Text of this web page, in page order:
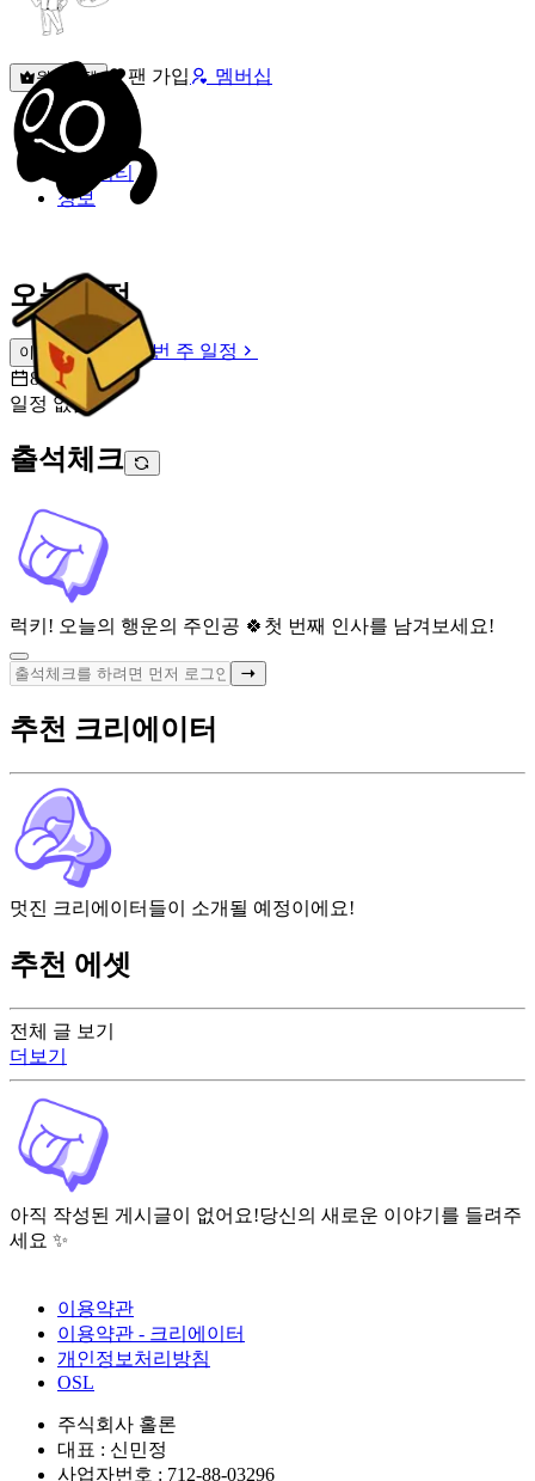
원픽선택 팬 가입 멤버십
밐타운
피드
커뮤니티
정보
오늘 일정
이번 주 일정
이번 주 일정
8월 8일 [토]
일정 없음
출석체크
럭키! 오늘의 행운의 주인공 🍀 첫 번째 인사를 남겨보세요!
전체 글 보기
더보기
아직 작성된 게시글이 없어요!당신의 새로운 이야기를 들려주
세요 ✨
추천 크리에이터
멋진 크리에이터들이 소개될 예정이에요!
추천 에셋
이용약관
이용약관 - 크리에이터
개인정보처리방침
OSL
주식회사 홀론
대표 : 신민정
사업자번호 : 712-88-03296